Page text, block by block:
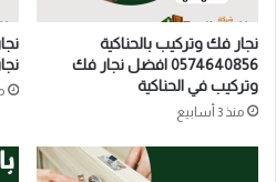
نجار فك وتركيب بالحناكية
0574640856 افضل نجار فك
وتركيب في الحناكية
منذ 3 أسابيع